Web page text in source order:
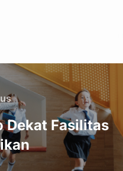
Dekat Fasilitas